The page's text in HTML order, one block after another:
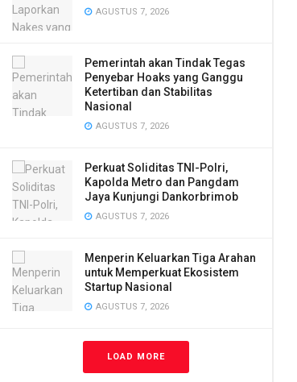
AGUSTUS 7, 2026
Pemerintah akan Tindak Tegas
Penyebar Hoaks yang Ganggu
Ketertiban dan Stabilitas
Nasional
AGUSTUS 7, 2026
Perkuat Soliditas TNI-Polri,
Kapolda Metro dan Pangdam
Jaya Kunjungi Dankorbrimob
AGUSTUS 7, 2026
Menperin Keluarkan Tiga Arahan
untuk Memperkuat Ekosistem
Startup Nasional
AGUSTUS 7, 2026
LOAD MORE